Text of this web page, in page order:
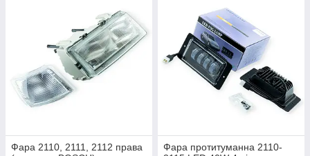
Фара 2110, 2111, 2112 права
Фара протитуманна 2110-